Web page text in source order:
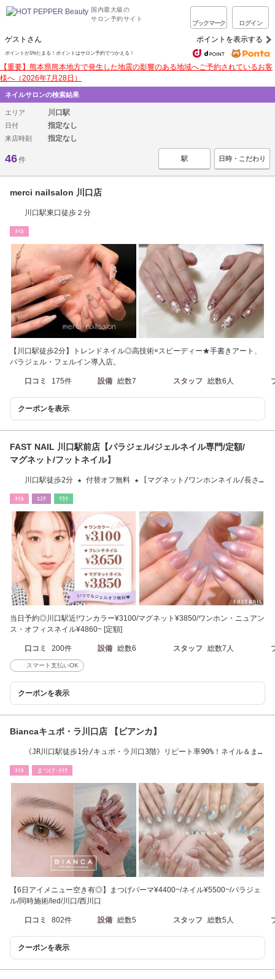
国内最大級の
サロン予約サイト
ブックマーク ログイン
ゲストさん ポイントを表示する
ポイントが1%たまる！ポイントはサロン予約でつかえる！
【重要】熊本県熊本地方で発生した地震の影響のある地域へご予約されているお客
様へ（2026年7月28日）
ネイルサロンの検索結果
エリア 川口駅
日付 指定なし
来店時刻 指定なし
46件 駅 日時・こだわり
merci nailsalon 川口店
川口駅東口徒歩２分
ﾈｲﾙ
【川口駅徒歩2分】トレンドネイル◎高技術×スピーディー★手書きアート、
パラジェル・フェルイン導入店。
口コミ 175件 設備 総数7 スタッフ 総数6人
クーポンを表示
FAST NAIL 川口駅前店【パラジェル/ジェルネイル専門/定額/
マグネット/フットネイル】
川口駅徒歩2分 ★ 付替オフ無料 ★ [マグネット/ワンホンネイル/長さ
ﾈｲﾙ ｴｽﾃ ﾘﾗｸ
当日予約◎川口駅近!ワンカラー¥3100/マグネット¥3850/ワンホン・ニュアン
ス・オフィスネイル¥4860~ [定額]
口コミ 200件 設備 総数6 スタッフ 総数7人
スマート支払いOK
クーポンを表示
Biancaキュポ・ラ川口店 【ビアンカ】
《JR川口駅徒歩1分/キュポ・ラ川口3階》リピート率90%！ネイル＆まつ
ﾈｲﾙ まつげ･ﾒｲｸ
【6日アイメニュー空き有◎】まつげパーマ¥4400~/ネイル¥5500~/パラジェ
ル/同時施術/led/川口/西川口
口コミ 802件 設備 総数5 スタッフ 総数5人
クーポンを表示